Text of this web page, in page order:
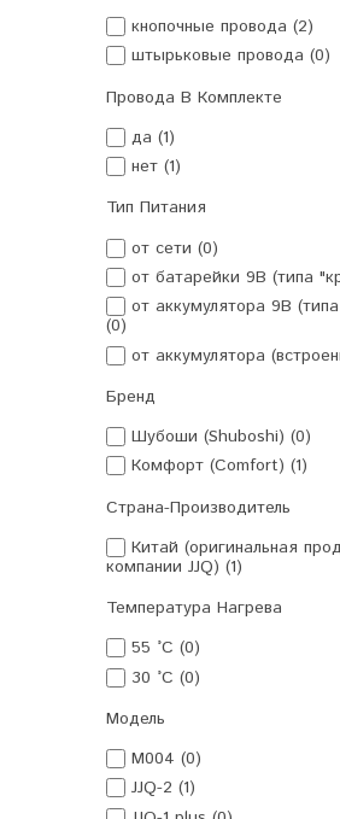
кнопочные провода (2)
штырьковые провода (0)
Провода В Комплекте
да (1)
нет (1)
Тип Питания
от сети (0)
от батарейки 9В (типа
от аккумулятора 9В
(0)
от аккумулятора
Бренд
Шубоши (Shuboshi) (0)
Комфорт (Comfort) (1)
Страна-Производитель
Китай (оригинальная
компании JJQ) (1)
Температура Нагрева
55 °C (0)
30 °C (0)
Модель
M004 (0)
JJQ-2 (1)